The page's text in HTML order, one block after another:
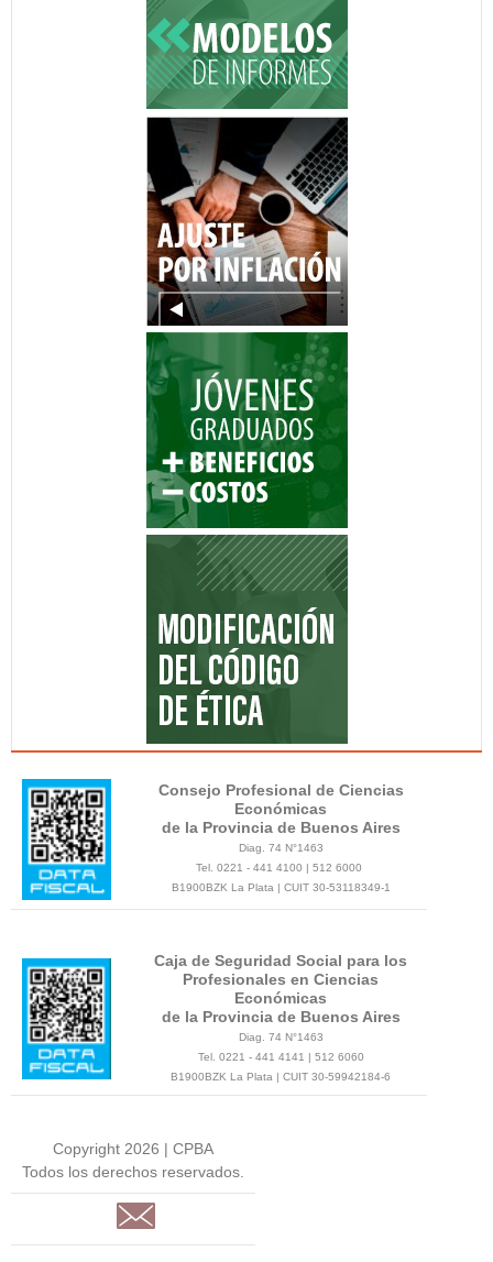
Consejo Profesional de Ciencias
Económicas
de la Provincia de Buenos Aires
Diag. 74 N°1463
Tel. 0221 - 441 4100 | 512 6000
B1900BZK La Plata | CUIT 30-53118349-1
Caja de Seguridad Social para los
Profesionales en Ciencias
Económicas
de la Provincia de Buenos Aires
Diag. 74 N°1463
Tel. 0221 - 441 4141 | 512 6060
B1900BZK La Plata | CUIT 30-59942184-6
Copyright 2026 | CPBA
Todos los derechos reservados.